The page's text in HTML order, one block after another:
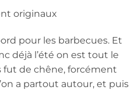
originaux
pour les barbecues. Et
déjà l’été on est tout le
de chêne, forcément
a partout autour, et puis